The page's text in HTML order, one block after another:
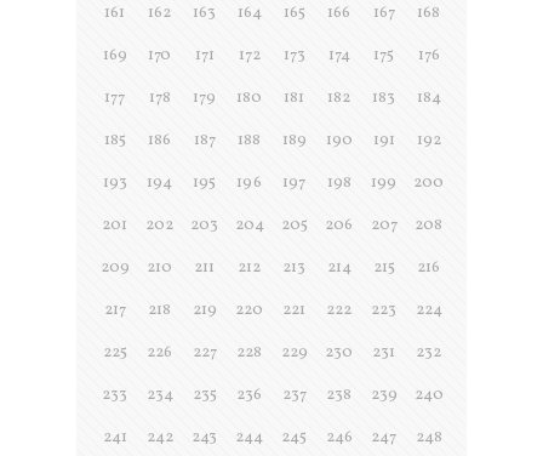
161 162 163 164 165 166 167
168
169
170 171 172 173 174 175
176
177
178 179 180 181 182 183
184
185
186 187 188 189 190 191
192
193
194 195 196 197 198 199
200
201
202 203 204 205 206 207
208
209
210 211 212 213 214 215
216
217
218 219 220 221 222 223
224
225
226 227 228 229 230 231
232
233
234 235 236 237 238 239
240
241
242 243 244 245 246 247
248